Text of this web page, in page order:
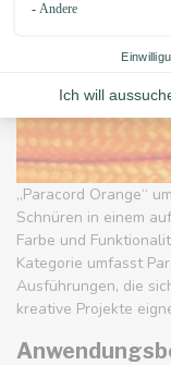
„Paracord Orange“
Schnüren in einem
Farbe und
Kategorie umfasst
Ausführungen, die
kreative Projekte